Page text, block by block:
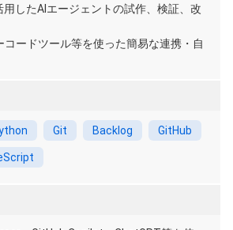
用したAIエージェントの試作、検証、改
コードツール等を使った簡易な連携・自
Git Backlog GitHub